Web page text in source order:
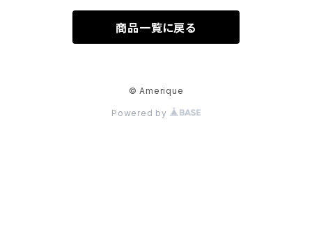
商品一覧に戻る
© Amerique
Powered by